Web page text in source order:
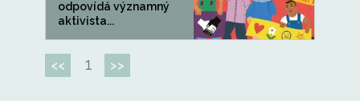
odpovídá významný
aktivista...
<< 1 >>